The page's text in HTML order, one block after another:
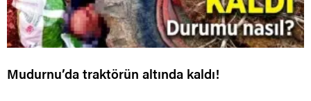
Mudurnu’da traktörün altında kaldı!